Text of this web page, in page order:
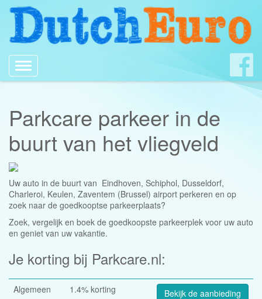
Toggle
navigation
Parkcare parkeer in de
buurt van het vliegveld
Uw auto in de buurt van Eindhoven, Schiphol, Dusseldorf,
Charleroi, Keulen, Zaventem (Brussel) airport perkeren en op
zoek naar de goedkooptse parkeerplaats?
Zoek, vergelijk en boek de goedkoopste parkeerplek voor uw auto
en geniet van uw vakantie.
Je korting bij Parkcare.nl:
Algemeen 1.4% korting Bekijk de aanbieding